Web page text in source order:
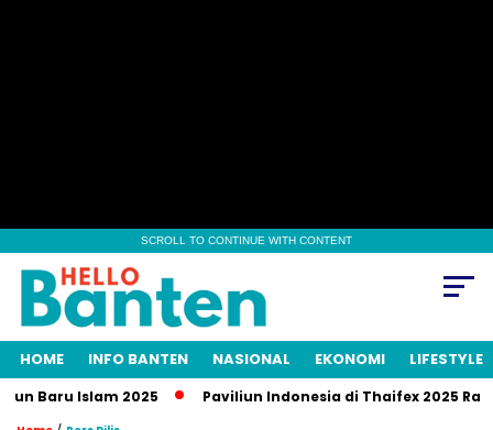
SCROLL TO CONTINUE WITH CONTENT
HOME INFO BANTEN NASIONAL EKONOMI LIFESTYLE
Islam 2025 Paviliun Indonesia di Thaifex 2025 Raup